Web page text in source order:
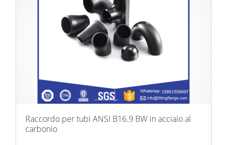
Raccordo per tubi ANSI B16.9 BW in acciaio al
carbonio